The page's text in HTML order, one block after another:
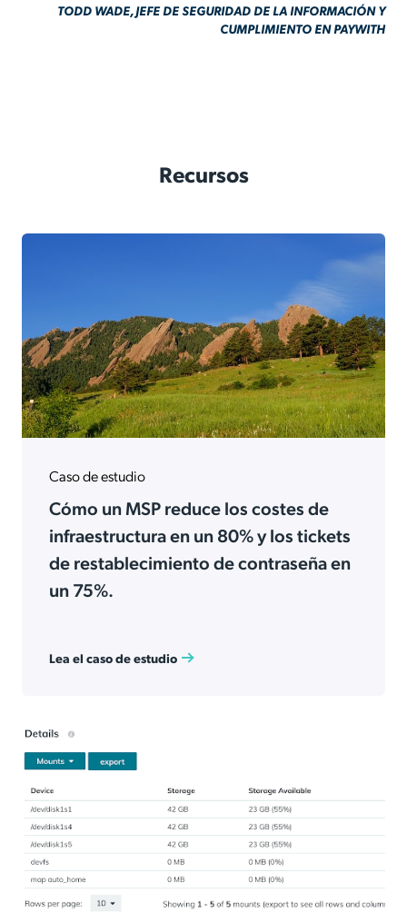
TODD WADE, JEFE DE SEGURIDAD DE LA INFORMACIÓN Y
CUMPLIMIENTO EN PAYWITH
Recursos
Caso de estudio
Cómo un MSP reduce los costes de
infraestructura en un 80% y los tickets
de restablecimiento de contraseña en
un 75%.
Lea el caso de estudio